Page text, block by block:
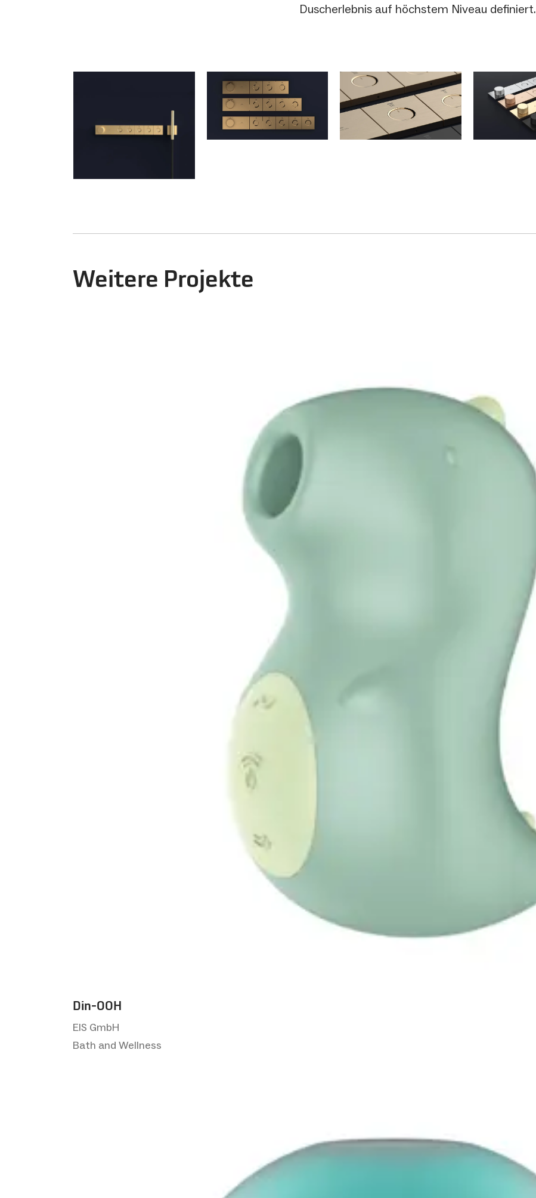
Duscherlebnis auf höchstem Niveau definiert.
Weitere Projekte
Din-OOH
EIS GmbH
Bath and Wellness